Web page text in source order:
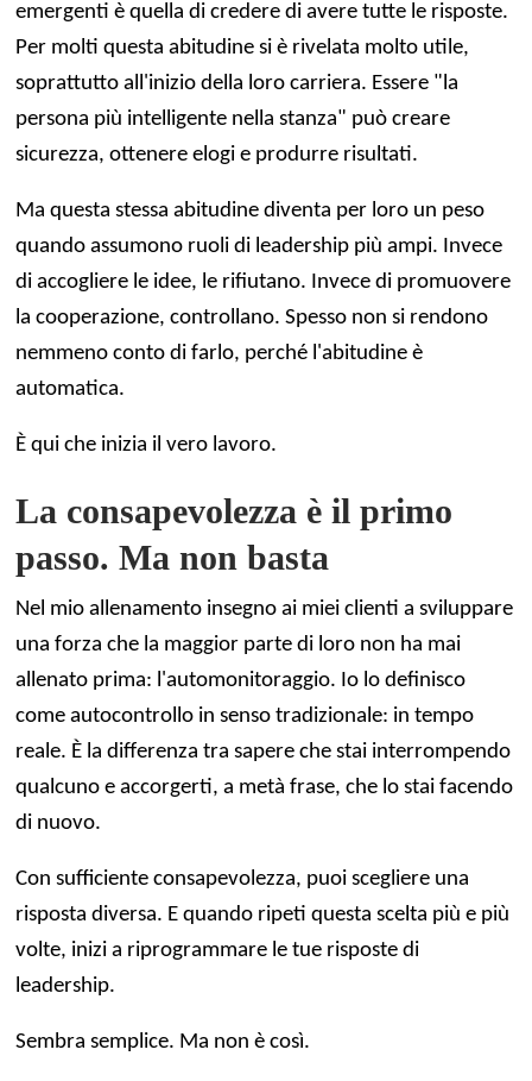
emergenti è quella di credere di avere tutte le risposte.
Per molti questa abitudine si è rivelata molto utile,
soprattutto all'inizio della loro carriera. Essere "la
persona più intelligente nella stanza" può creare
sicurezza, ottenere elogi e produrre risultati.
Ma questa stessa abitudine diventa per loro un peso
quando assumono ruoli di leadership più ampi. Invece
di accogliere le idee, le rifiutano. Invece di promuovere
la cooperazione, controllano. Spesso non si rendono
nemmeno conto di farlo, perché l'abitudine è
automatica.
È qui che inizia il vero lavoro.
La consapevolezza è il primo
passo. Ma non basta
Nel mio allenamento insegno ai miei clienti a sviluppare
una forza che la maggior parte di loro non ha mai
allenato prima: l'automonitoraggio. Io lo definisco
come autocontrollo in senso tradizionale: in tempo
reale. È la differenza tra sapere che stai interrompendo
qualcuno e accorgerti, a metà frase, che lo stai facendo
di nuovo.
Con sufficiente consapevolezza, puoi scegliere una
risposta diversa. E quando ripeti questa scelta più e più
volte, inizi a riprogrammare le tue risposte di
leadership.
Sembra semplice. Ma non è così.